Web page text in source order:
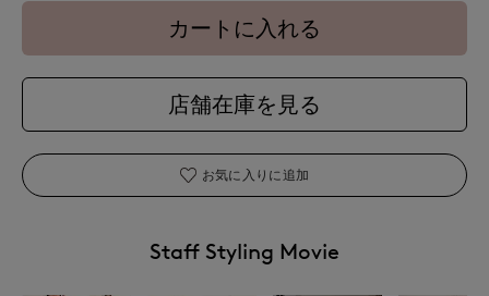
カートに入れる
店舗在庫を見る
お気に入りに追加
Staff Styling Movie